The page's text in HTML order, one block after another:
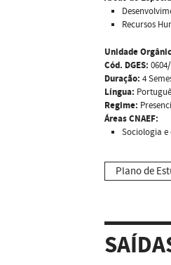
Recursos
Unidade
Cód. DGES:
Duração: 4
Língua:
Regime:
Áreas CNAEF:
Sociologia e
Plano de